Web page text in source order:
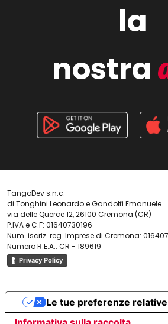
la
nostra
TangoDev s.n.c.
di Tonghini Leonardo e Gandolfi Emanuele
via delle Querce 12, 26100 Cremona (CR)
P.IVA e C.F: 01640730196
Num. iscriz. reg. Imprese di Cremona:
Numero R.E.A.: CR - 189619
Privacy Policy
Le tue preferenze